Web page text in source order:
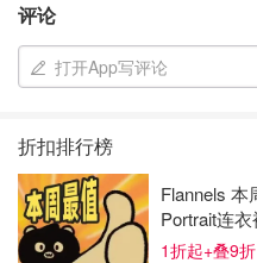
评论
打开App写评论
折扣排行榜
Flannels 本
Portrait连
1折起+叠9折